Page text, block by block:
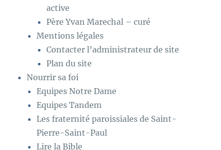
active
Père Yvan Marechal – curé
Mentions légales
Contacter l’administrateur de site
Plan du site
Nourrir sa foi
Equipes Notre Dame
Equipes Tandem
Les fraternité paroissiales de Saint-
Pierre-Saint-Paul
Lire la Bible